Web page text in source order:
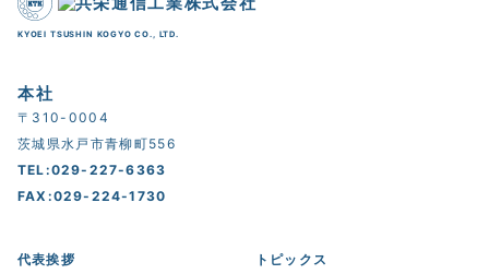
KYOEI TSUSHIN KOGYO CO., LTD.
本社
〒310-0004
茨城県水戸市青柳町556
TEL:029-227-6363
FAX:029-224-1730
代表挨拶
トピックス